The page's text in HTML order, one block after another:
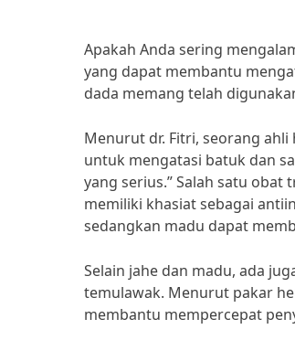
Apakah Anda sering
yang dapat membantu
dada memang telah
Menurut dr. Fitri, seorang
untuk mengatasi batuk dan
yang serius.” Salah satu
memiliki khasiat sebagai
sedangkan madu dapat
Selain jahe dan madu, ada
temulawak. Menurut pakar
membantu mempercepat